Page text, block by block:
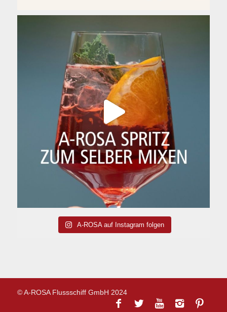
A-ROSA auf Instagram folgen
© A-ROSA Flussschiff GmbH 2024